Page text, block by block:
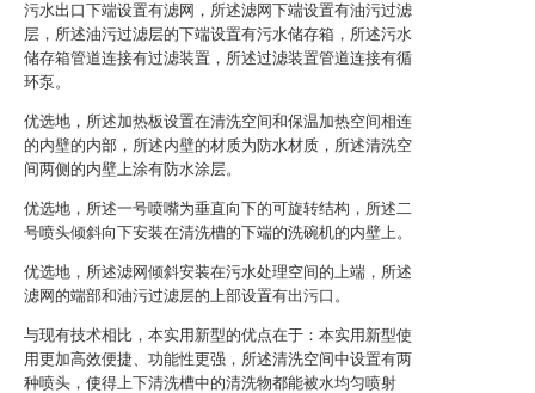
污水出口下端设置有滤网，所述滤网下端设置有油污过滤
层，所述油污过滤层的下端设置有污水储存箱，所述污水
储存箱管道连接有过滤装置，所述过滤装置管道连接有循
环泵。
优选地，所述加热板设置在清洗空间和保温加热空间相连
的内壁的内部，所述内壁的材质为防水材质，所述清洗空
间两侧的内壁上涂有防水涂层。
优选地，所述一号喷嘴为垂直向下的可旋转结构，所述二
号喷头倾斜向下安装在清洗槽的下端的洗碗机的内壁上。
优选地，所述滤网倾斜安装在污水处理空间的上端，所述
滤网的端部和油污过滤层的上部设置有出污口。
与现有技术相比，本实用新型的优点在于：本实用新型使
用更加高效便捷、功能性更强，所述清洗空间中设置有两
种喷头，使得上下清洗槽中的清洗物都能被水均匀喷射